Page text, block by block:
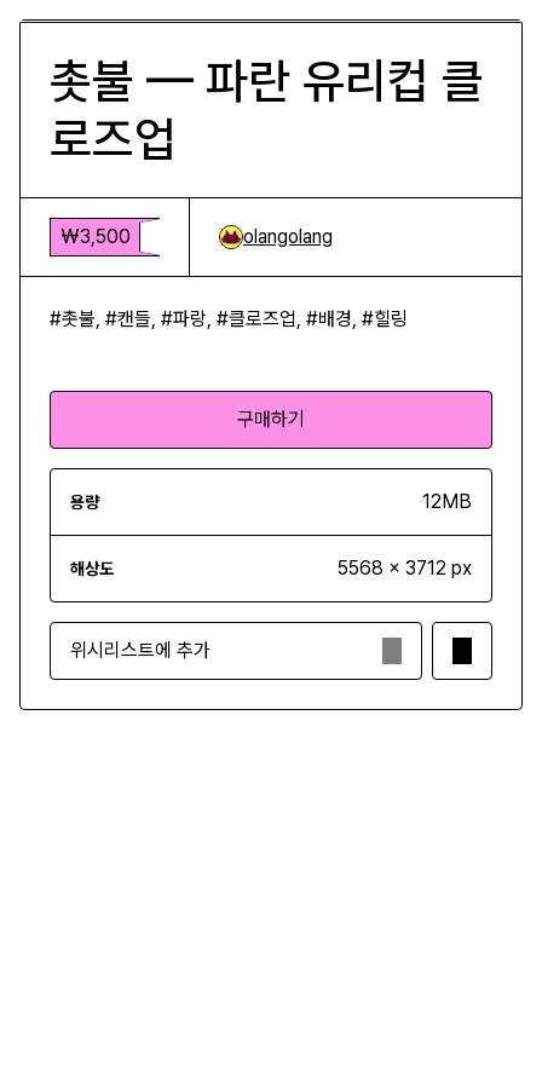
촛불 — 파란 유리컵 클
로즈업
₩3,500 olangolang
#촛불, #캔들, #파랑, #클로즈업, #배경, #힐링
구매하기
용량 12MB
해상도 5568 x 3712 px
위시리스트에 추가